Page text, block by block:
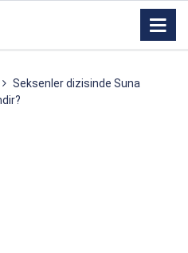
Seksenler dizisinde Suna